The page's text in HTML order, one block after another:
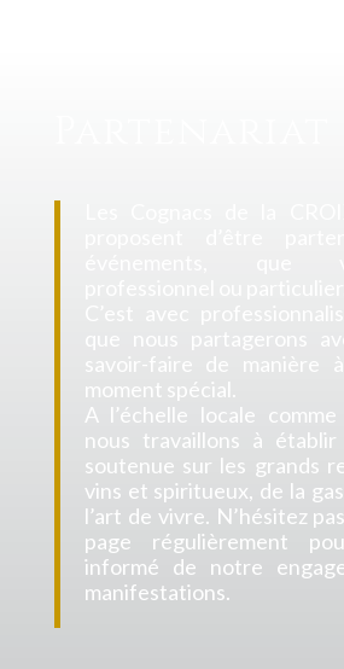
savoir-faire de manière
moment spécial.
A l’échelle locale
nous travaillons à
soutenue sur les grands
vins et spiritueux, de la
l’art de vivre. N’hésitez
page régulièrement
informé de notre
manifestations.